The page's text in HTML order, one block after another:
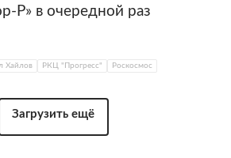
Р» в очередной раз
Хайлов РКЦ "Прогресс" Роскосмос
Загрузить ещё